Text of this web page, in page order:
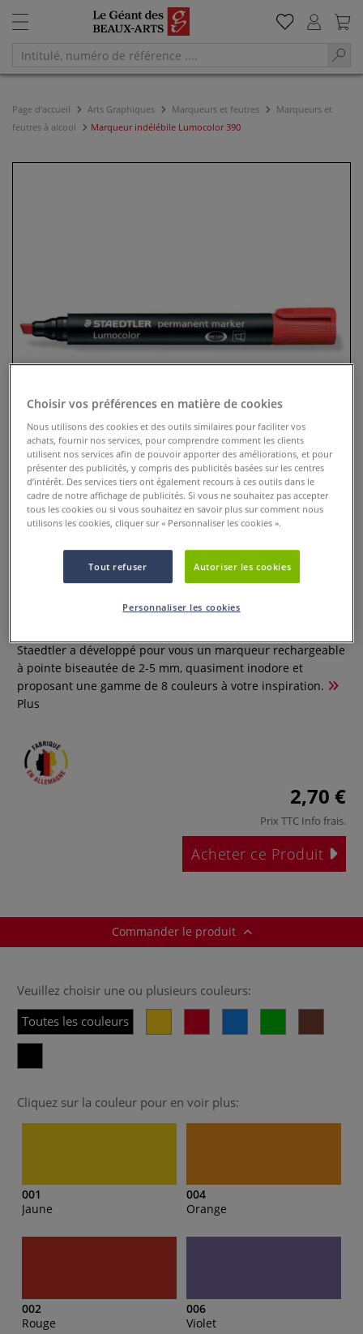
Page d'accueil Arts Graphiques Marqueurs et feutres
Marqueurs et
feutres à alcool
Marqueur indélébile Lumocolor 390
Marqueur indélébile Lumocolor
Staedtler a développé pour vous un marqueur rechargeable
à pointe biseautée de 2-5 mm, quasiment inodore et
proposant une gamme de 8 couleurs à votre inspiration.
Plus
2,70 €
Prix TTC Info frais.
Acheter ce Produit
Commander le produit
Veuillez choisir une ou plusieurs couleurs:
Toutes les couleurs
Cliquez sur la couleur pour en voir plus:
001
Jaune
004
Orange
002
Rouge
006
Violet
Choisir vos préférences en matière de cookies
Nous utilisons des cookies et des outils similaires pour faciliter vos
achats, fournir nos services, pour comprendre comment les clients
utilisent nos services afin de pouvoir apporter des améliorations, et pour
présenter des publicités, y compris des publicités basées sur les centres
d’intérêt. Des services tiers ont également recours à ces outils dans le
cadre de notre affichage de publicités. Si vous ne souhaitez pas accepter
tous les cookies ou si vous souhaitez en savoir plus sur comment nous
utilisons les cookies, cliquer sur « Personnaliser les cookies ».
Tout refuser Autoriser les cookies
Personnaliser les cookies